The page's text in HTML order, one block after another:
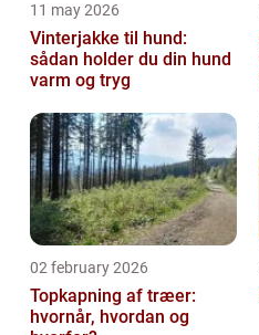
11 may 2026
Vinterjakke til hund:
sådan holder du din hund
varm og tryg
02 february 2026
Topkapning af træer:
hvornår, hvordan og